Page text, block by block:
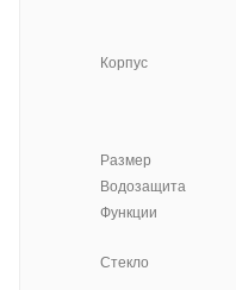
Корпус
Размер
Водозащита
Функции
Стекло